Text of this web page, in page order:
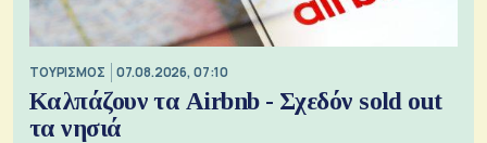
ΤΟΥΡΙΣΜΟΣ 07.08.2026, 07:10
Καλπάζουν τα Airbnb - Σχεδόν sold out
τα νησιά